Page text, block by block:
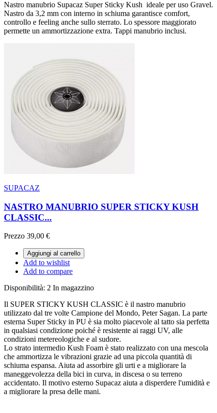
Nastro manubrio Supacaz Super Sticky Kush ideale per uso Gravel.
Nastro da 3,2 mm con interno in schiuma garantisce comfort,
controllo e feeling anche sullo sterrato. Lo spessore maggiorato
permette un ammortizzazione extra. Tappi manubrio inclusi.
SUPACAZ
NASTRO MANUBRIO SUPER STICKY KUSH
CLASSIC...
Prezzo 39,00 €
Aggiungi al carrello
Add to wishlist
Add to compare
Disponibilità: 2 In magazzino
Il SUPER STICKY KUSH CLASSIC è il nastro manubrio
utilizzato dal tre volte Campione del Mondo, Peter Sagan. La parte
esterna Super Sticky in PU è sia molto piacevole al tatto sia perfetta
in qualsiasi condizione poiché è resistente ai raggi UV, alle
condizioni metereologiche e al sudore.
Lo strato intermedio Kush Foam è stato realizzato con una mescola
che ammortizza le vibrazioni grazie ad una piccola quantità di
schiuma espansa. Aiuta ad assorbire gli urti e a migliorare la
maneggevolezza della bici in curva, in discesa o su terreno
accidentato. Il motivo esterno Supacaz aiuta a disperdere l'umidità e
a migliorare la presa delle mani.